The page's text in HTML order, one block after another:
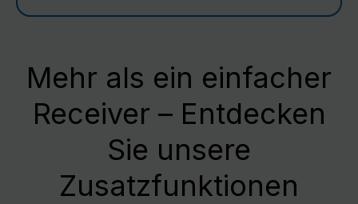
Mehr als ein einfacher
Receiver – Entdecken
Sie unsere
Zusatzfunktionen